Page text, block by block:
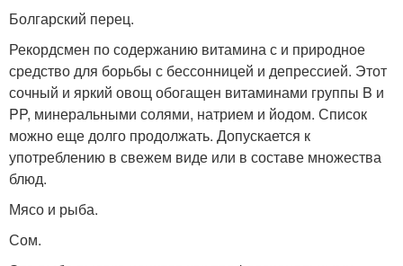
Болгарский перец.
Рекордсмен по содержанию витамина с и природное
средство для борьбы с бессонницей и депрессией. Этот
сочный и яркий овощ обогащен витаминами группы B и
PP, минеральными солями, натрием и йодом. Список
можно еще долго продолжать. Допускается к
употреблению в свежем виде или в составе множества
блюд.
Мясо и рыба.
Сом.